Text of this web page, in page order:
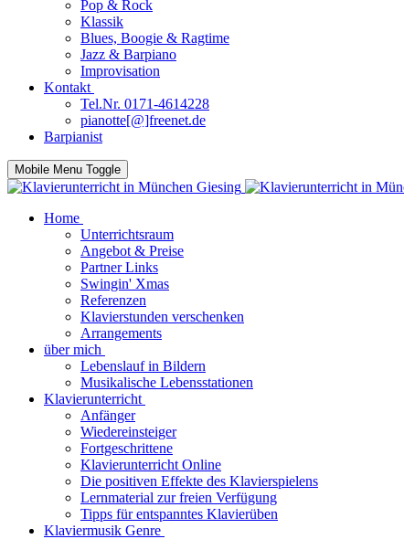
Pop & Rock
Klassik
Blues, Boogie & Ragtime
Jazz & Barpiano
Improvisation
Kontakt
Tel.Nr. 0171-4614228
pianotte[@]freenet.de
Barpianist
Mobile Menu Toggle
Home
Unterrichtsraum
Angebot & Preise
Partner Links
Swingin' Xmas
Referenzen
Klavierstunden verschenken
Arrangements
über mich
Lebenslauf in Bildern
Musikalische Lebensstationen
Klavierunterricht
Anfänger
Wiedereinsteiger
Fortgeschrittene
Klavierunterricht Online
Die positiven Effekte des Klavierspielens
Lernmaterial zur freien Verfügung
Tipps für entspanntes Klavierüben
Klaviermusik Genre